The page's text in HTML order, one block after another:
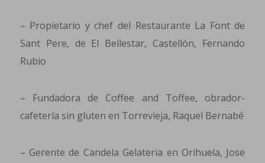
– Propietario y chef del Restaurante La Font de
Sant Pere, de El Bellestar, Castellón, Fernando
Rubio
– Fundadora de Coffee and Toffee, obrador-
cafetería sin gluten en Torrevieja, Raquel Bernabé
– Gerente de Candela Gelateria en Orihuela, Jose